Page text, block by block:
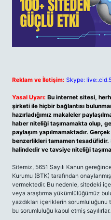
Reklam ve İletişim: Skype:
Yasal Uyarı: Bu internet sitesi,
şirketi ile hiçbir bağlantısı
hazırladığımız makaleler
haber niteliği taşımamakta olup,
paylaşım yapılmamaktadır.
benzerlikleri tamamen
halindedir ve tavsiye niteliği
Sitemiz, 5651 Sayılı Kanun
Kurumu (BTK) tarafından
vermektedir. Bu nedenle, sitedeki
veya araştırma yükümlülüğümüz
yazdıkları içeriklerin
bu sorumluluğu kabul etmiş sayılırlar.